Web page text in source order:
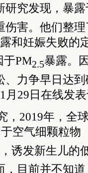
究发现，暴
害。他们整
和妊娠失败的
于PM2.5暴露。
、力争早日达
月29日在线发
，2019年，全
空气细颗粒物
诱发新生儿的
目前并不知